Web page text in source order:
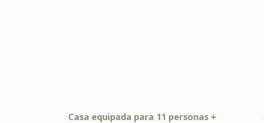
Casa equipada para 11 personas +